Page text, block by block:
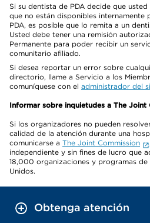
Si su dentista de PDA decide que
que no están disponibles
PDA, es posible que lo remita a un
Usted debe tener una remisión
Permanente para poder recibir un
comunitario afiliado.
Si desea reportar un error sobre
directorio, llame a Servicio a los
comuníquese con el administrador del
Informar sobre inquietudes a The Joint
Si los organizadores no pueden
calidad de la atención durante una
comunicarse a The Joint Commission
independiente y sin fines de lucro que
18,000 organizaciones y programas
Unidos.
Obtenga atención